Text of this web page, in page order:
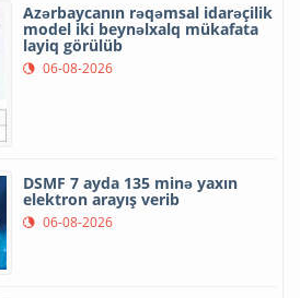
Azərbaycanın rəqəmsal idarəçilik
model iki beynəlxalq mükafata
layiq görülüb
06-08-2026
DSMF 7 ayda 135 minə yaxın
elektron arayış verib
06-08-2026